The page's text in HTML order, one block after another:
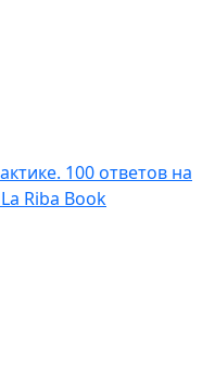
100 ответов на
Riba Book